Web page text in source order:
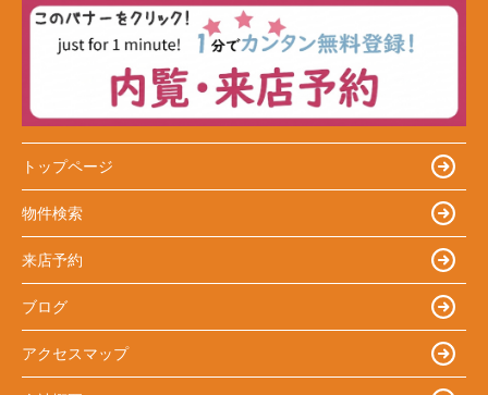
トップページ
物件検索
来店予約
ブログ
アクセスマップ